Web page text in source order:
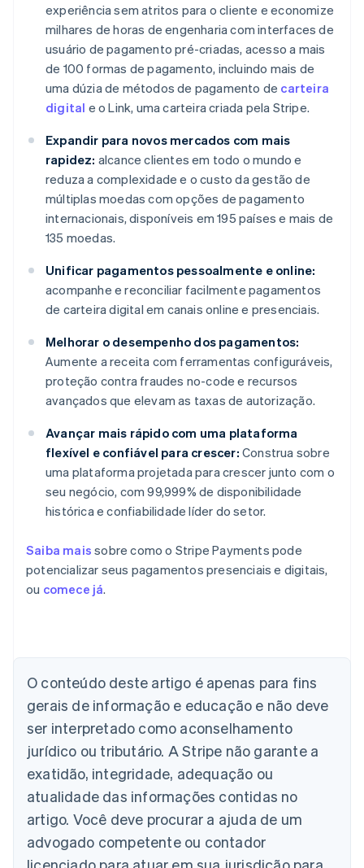
experiência sem atritos para o cliente e economize
milhares de horas de engenharia com interfaces de
usuário de pagamento pré-criadas, acesso a mais
de 100 formas de pagamento, incluindo mais de
uma dúzia de métodos de pagamento de carteira
digital e o Link, uma carteira criada pela Stripe.
Expandir para novos mercados com mais
rapidez: alcance clientes em todo o mundo e
reduza a complexidade e o custo da gestão de
múltiplas moedas com opções de pagamento
internacionais, disponíveis em 195 países e mais de
135 moedas.
Unificar pagamentos pessoalmente e online:
acompanhe e reconciliar facilmente pagamentos
de carteira digital em canais online e presenciais.
Melhorar o desempenho dos pagamentos:
Aumente a receita com ferramentas configuráveis,
proteção contra fraudes no-code e recursos
avançados que elevam as taxas de autorização.
Avançar mais rápido com uma plataforma
flexível e confiável para crescer: Construa sobre
uma plataforma projetada para crescer junto com o
seu negócio, com 99,999% de disponibilidade
histórica e confiabilidade líder do setor.
Saiba mais sobre como o Stripe Payments pode
potencializar seus pagamentos presenciais e digitais,
ou comece já.
O conteúdo deste artigo é apenas para fins
gerais de informação e educação e não deve
ser interpretado como aconselhamento
jurídico ou tributário. A Stripe não garante a
exatidão, integridade, adequação ou
atualidade das informações contidas no
artigo. Você deve procurar a ajuda de um
advogado competente ou contador
Austrália
Áustria
DeutschEnglish
Bélgica
English
Brasil
Português English
Bulgária
English
Canadá
English Français